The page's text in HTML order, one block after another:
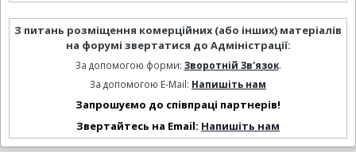
З питань розміщення комерційних (або інших) матеріалів
на форумі звертатися до Адміністрації:
За допомогою форми: Зворотній Зв'язок.
За допомогою E-Mail: Напишіть нам
Запрошуємо до співпраці партнерів!
Звертайтесь на Email: Напишіть нам